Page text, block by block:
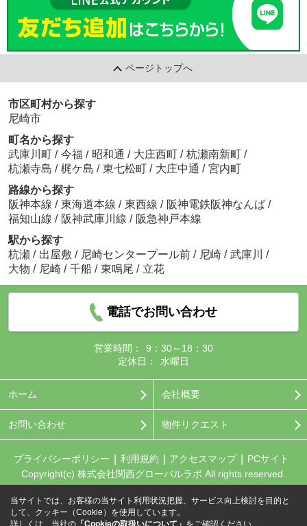
ページトップへ
市区町村から探す
尼崎市
町名から探す
武庫川町 / 今福 / 昭和通 / 大庄西町 / 杭瀬南新町 /
杭瀬寺島 / 梶ケ島 / 東七松町 / 大庄中通 / 宮内町
路線から探す
阪神本線 / 東海道本線 / 東西線 / 阪神電鉄阪神なんば /
福知山線 / 阪神武庫川線 / 阪急神戸本線
駅から探す
杭瀬 / 出屋敷 / 尼崎センタープール前 / 尼崎 / 武庫川
/
大物 / 尼崎 / 千船 / 東鳴尾 / 立花
電話でお問い合わせ
営業時間：
9：30～18：30
定休日：
水曜日
ホーム 会社概要
お問い合わせ 物件リクエスト
プライバシーポリシー 利用規約 アクセスマップ
PCサイト
Copyright(c) 株式会社関西グローバルラボ All rights reserved.
当サイトでは、お客様の当サイト利用状況把握、サービス向上検討を目的と
して、クッキー（Cookie）を使用しています。
詳しくは、当社の 「Cookieの取扱いについて」 をご確認ください。